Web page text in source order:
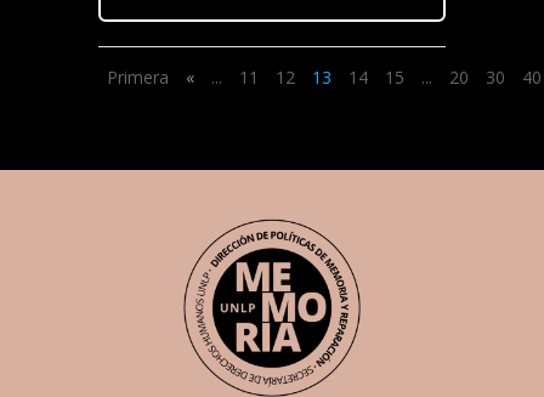
Primera « ... 11 12 13 14 15 ... 20 30 40